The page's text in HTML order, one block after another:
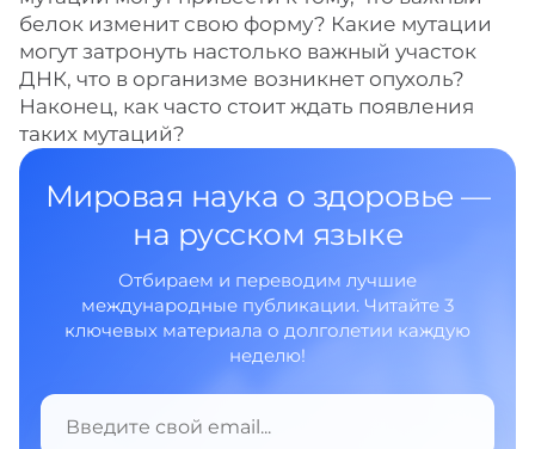
белок изменит свою форму? Какие мутации
могут затронуть настолько важный участок
ДНК, что в организме возникнет опухоль?
Наконец, как часто стоит ждать появления
таких мутаций?
Мировая наука о здоровье —
на русском языке
Отбираем и переводим лучшие
международные публикации. Читайте 3
ключевых материала о долголетии каждую
неделю!